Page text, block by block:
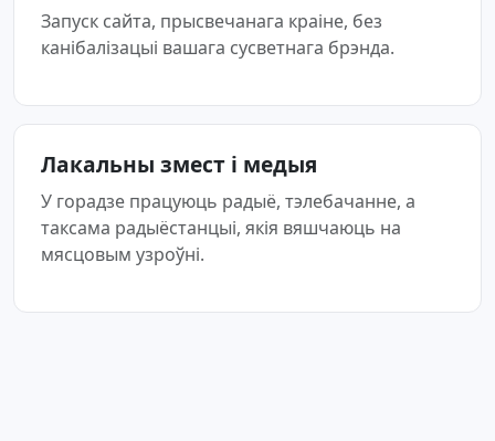
Запуск сайта, прысвечанага краіне, без
канібалізацыі вашага сусветнага брэнда.
Лакальны змест і медыя
У горадзе працуюць радыё, тэлебачанне, а
таксама радыёстанцыі, якія вяшчаюць на
мясцовым узроўні.